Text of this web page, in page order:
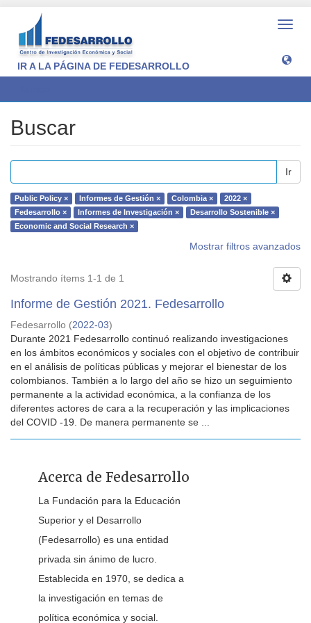
IR A LA PÁGINA DE FEDESARROLLO
Buscar
Ir
Public Policy × Informes de Gestión × Colombia ×
2022 ×
Fedesarrollo ×
Informes de Investigación ×
Desarrollo Sostenible ×
Economic and Social Research ×
Mostrar filtros avanzados
Mostrando ítems 1-1 de 1
Informe de Gestión 2021. Fedesarrollo
Fedesarrollo (2022-03)
Durante 2021 Fedesarrollo continuó realizando investigaciones
en los ámbitos económicos y sociales con el objetivo de contribuir
en el análisis de políticas públicas y mejorar el bienestar de los
colombianos. También a lo largo del año se hizo un seguimiento
permanente a la actividad económica, a la confianza de los
diferentes actores de cara a la recuperación y las implicaciones
del COVID -19. De manera permanente se ...
Acerca de Fedesarrollo
La Fundación para la Educación
Superior y el Desarrollo
(Fedesarrollo) es una entidad
privada sin ánimo de lucro.
Establecida en 1970, se dedica a
la investigación en temas de
política económica y social.